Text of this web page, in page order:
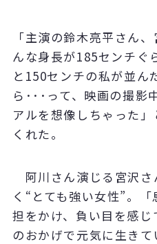
「主演の鈴木亮平さん
んな身長が185センチぐ
と 150センチの私が並ん
ら･･･って、映画の撮影
アルを想像しちゃった
くれた。
阿川さん演じる宮沢さ
く“とても強い女性”。
担をかけ、負い目を感
のおかげで元気に生き